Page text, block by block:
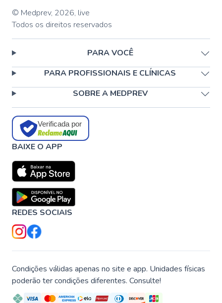
© Medprev, 2026, live
Todos os direitos reservados
PARA VOCÊ
PARA PROFISSIONAIS E CLÍNICAS
SOBRE A MEDPREV
Verificada por
BAIXE O APP
REDES SOCIAIS
Condições válidas apenas no site e app. Unidades físicas
poderão ter condições diferentes. Consulte!